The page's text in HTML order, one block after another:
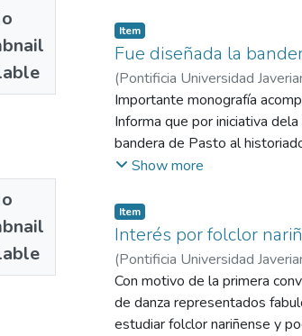
Item
Fue diseñada la
(Pontificia Universidad
Importante monografía
Informa que por iniciativa
bandera de Pasto al
Sociedad de Mejoras.
Show more
Item
Interés por folclor
(Pontificia Universidad
Con motivo de la primera
de danza representados
estudiar folclor nariñense y